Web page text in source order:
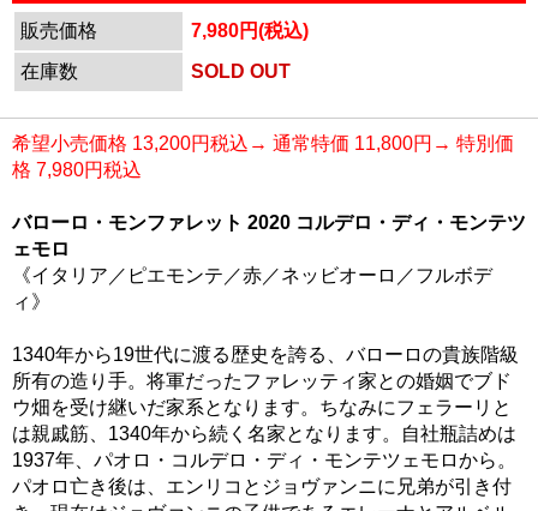
販売価格
7,980円(税込)
在庫数
SOLD OUT
希望小売価格 13,200円税込→ 通常特価 11,800円→ 特別価
格 7,980円税込
バローロ・モンファレット 2020 コルデロ・ディ・モンテツ
ェモロ
《イタリア／ピエモンテ／赤／ネッビオーロ／フルボデ
ィ》
1340年から19世代に渡る歴史を誇る、バローロの貴族階級
所有の造り手。将軍だったファレッティ家との婚姻でブド
ウ畑を受け継いだ家系となります。ちなみにフェラーリと
は親戚筋、1340年から続く名家となります。自社瓶詰めは
1937年、パオロ・コルデロ・ディ・モンテツェモロから。
パオロ亡き後は、エンリコとジョヴァンニに兄弟が引き付